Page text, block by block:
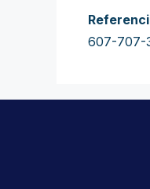
607-707-